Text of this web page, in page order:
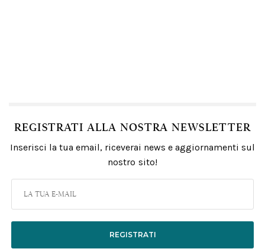
REGISTRATI ALLA NOSTRA NEWSLETTER
Inserisci la tua email, riceverai news e aggiornamenti sul
nostro sito!
REGISTRATI